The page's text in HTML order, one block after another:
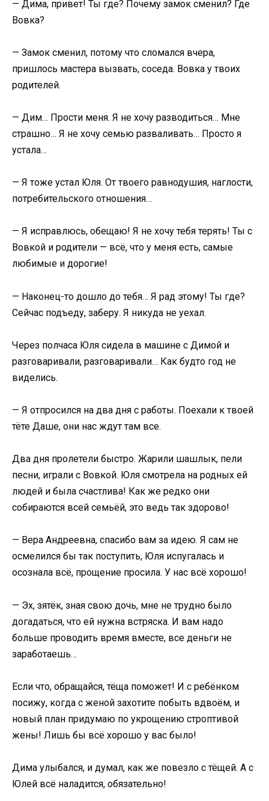
— Дима, привет! Ты где? Почему замок сменил? Где
Вовка?
— Замок сменил, потому что сломался вчера,
пришлось мастера вызвать, соседа. Вовка у твоих
родителей.
— Дим… Прости меня. Я не хочу разводиться… Мне
страшно… Я не хочу семью разваливать… Просто я
устала…
— Я тоже устал Юля. От твоего равнодушия, наглости,
потребительского отношения…
— Я исправлюсь, обещаю! Я не хочу тебя терять! Ты с
Вовкой и родители — всё, что у меня есть, самые
любимые и дорогие!
— Наконец-то дошло до тебя… Я рад этому! Ты где?
Сейчас подъеду, заберу. Я никуда не уехал.
Через полчаса Юля сидела в машине с Димой и
разговаривали, разговаривали… Как будто год не
виделись.
— Я отпросился на два дня с работы. Поехали к твоей
тёте Даше, они нас ждут там все.
Два дня пролетели быстро. Жарили шашлык, пели
песни, играли с Вовкой. Юля смотрела на родных ей
людей и была счастлива! Как же редко они
собираются всей семьёй, это ведь так здорово!
— Вера Андреевна, спасибо вам за идею. Я сам не
осмелился бы так поступить, Юля испугалась и
осознала всё, прощение просила. У нас всё хорошо!
— Эх, зятёк, зная свою дочь, мне не трудно было
догадаться, что ей нужна встряска. И вам надо
больше проводить время вместе, все деньги не
заработаешь…
Если что, обращайся, тёща поможет! И с ребёнком
посижу, когда с женой захотите побыть вдвоём, и
новый план придумаю по укрощению строптивой
жены! Лишь бы всё хорошо у вас было!
Дима улыбался, и думал, как же повезло с тёщей. А с
Юлей всё наладится, обязательно!